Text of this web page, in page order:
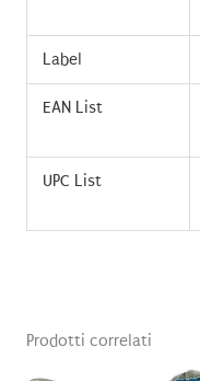
Label
EAN List
UPC List
Prodotti correlati